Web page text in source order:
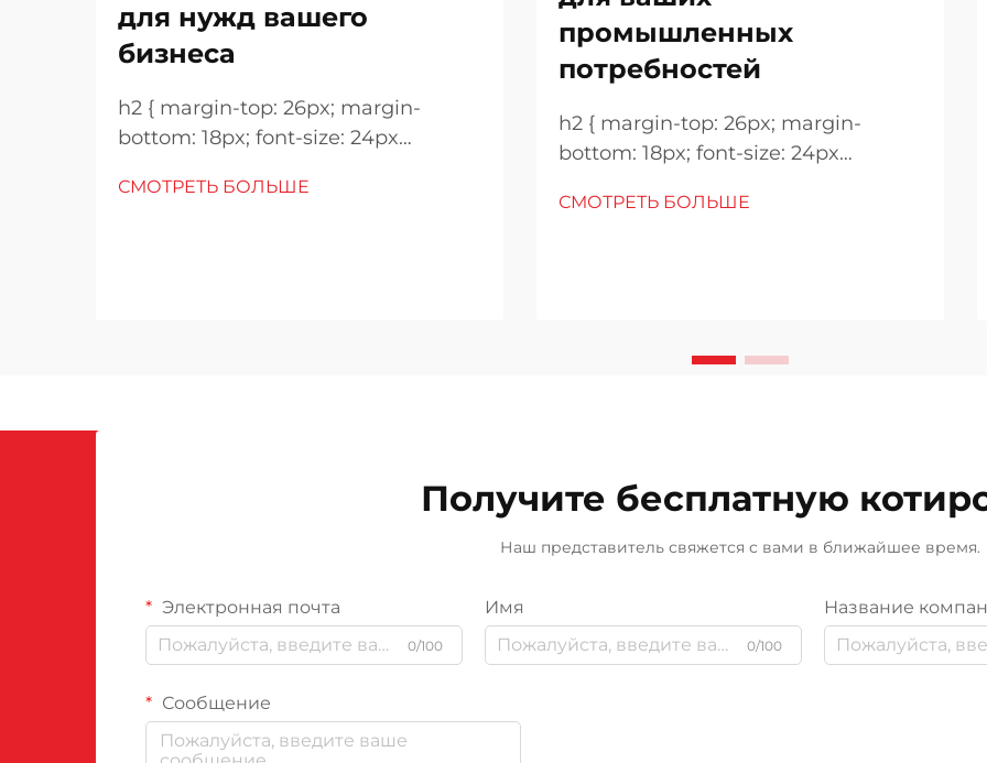
для нужд вашего
бизнеса
h2 { margin-top: 26px; margin-
bottom: 18px; font-size: 24px
height: normal; } h3 { margin-top:
СМОТРЕТЬ БОЛЬШЕ
промышленных
потребностей
h2 { margin-top: 26px; margin-
bottom: 18px; font-size: 24px
height: normal; } h3 { margin-top:
СМОТРЕТЬ БОЛЬШЕ
Получите бесплатную
Наш представитель свяжется с вами в ближайшее время.
Электронная почта
0/100
Имя
0/100
Название
Сообщение